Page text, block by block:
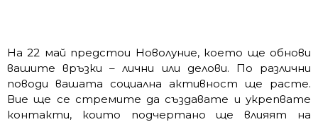
На 22 май предстои Новолуние, което ще обнови
вашите връзки – лични или делови. По различни
поводи вашата социална активност ще расте.
Вие ще се стремите да създавате и укрепвате
контакти, които подчертано ще влияят на